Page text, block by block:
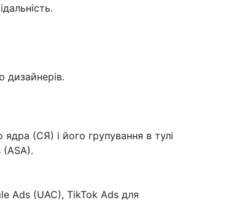
дизайнерів.
(СЯ) і його групування в тулі
(ASA).
Ads (UAC), TikTok Ads для